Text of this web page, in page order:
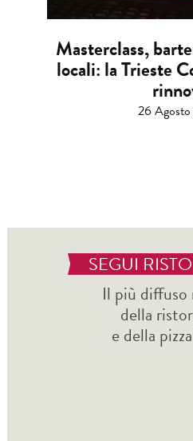
Masterclass,
locali: la Trieste
26
SEGUI
Il più diffuso
della
e della